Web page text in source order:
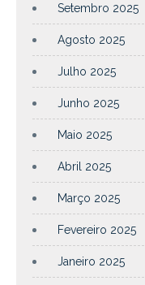
Setembro 2025
Agosto 2025
Julho 2025
Junho 2025
Maio 2025
Abril 2025
Março 2025
Fevereiro 2025
Janeiro 2025